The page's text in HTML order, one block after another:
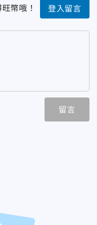
幣哦！ 登入留言
留言